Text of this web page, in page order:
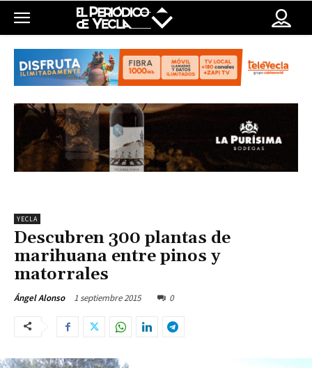
YECLA
Descubren 300 plantas de
marihuana entre pinos y
matorrales
Ángel Alonso 1 septiembre 2015 0